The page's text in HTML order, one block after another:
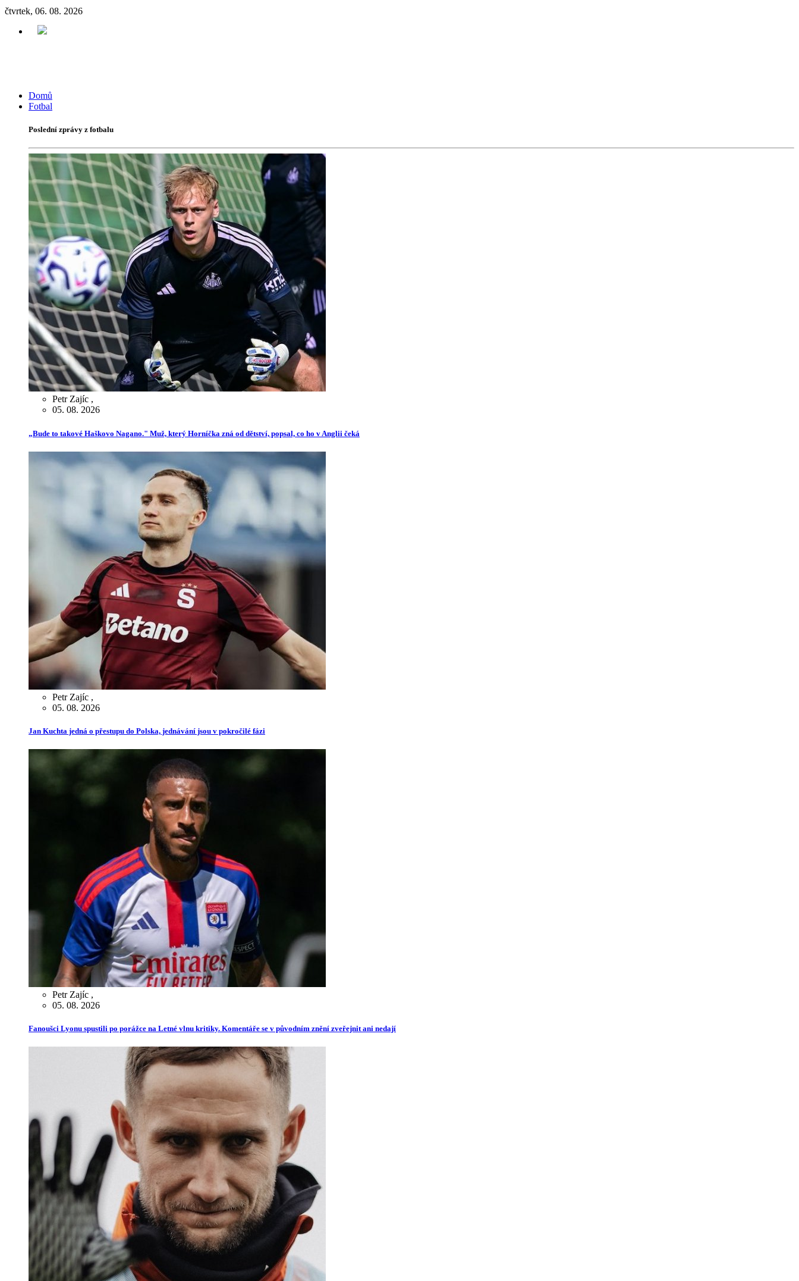
čtvrtek, 06. 08. 2026
Domů
Fotbal
Poslední zprávy z fotbalu
Petr Zajíc ,
05. 08. 2026
„Bude to takové Haškovo Nagano." Muž, který Horníčka zná od dětství, popsal, co ho v Anglii čeká
Petr Zajíc ,
05. 08. 2026
Jan Kuchta jedná o přestupu do Polska, jednávání jsou v pokročilé fázi
Petr Zajíc ,
05. 08. 2026
Fanoušci Lyonu spustili po porážce na Letné vlnu kritiky. Komentáře se v původním znění zveřejnit ani nedají